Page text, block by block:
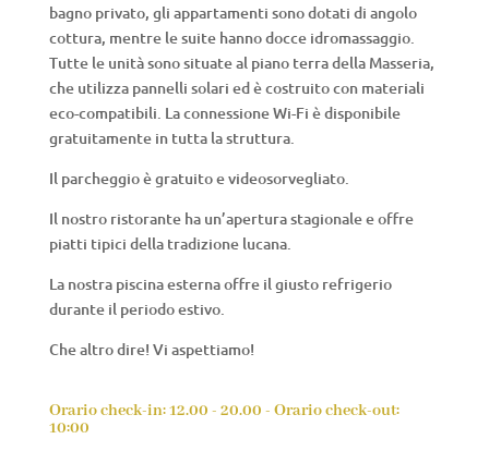
bagno privato, gli appartamenti sono dotati di angolo
cottura, mentre le suite hanno docce idromassaggio.
Tutte le unità sono situate al piano terra della Masseria,
che utilizza pannelli solari ed è costruito con materiali
eco-compatibili. La connessione Wi-Fi è disponibile
gratuitamente in tutta la struttura.
Il parcheggio è gratuito e videosorvegliato.
Il nostro ristorante ha un’apertura stagionale e offre
piatti tipici della tradizione lucana.
La nostra piscina esterna offre il giusto refrigerio
durante il periodo estivo.
Che altro dire! Vi aspettiamo!
Orario check-in: 12.00 - 20.00 - Orario check-out:
10:00